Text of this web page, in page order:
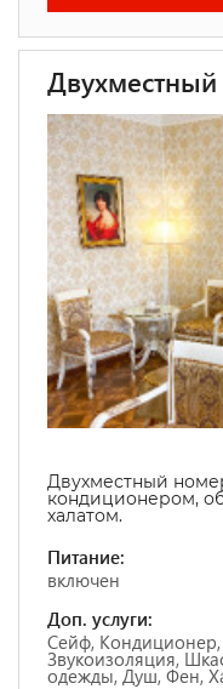
Двухместный
кондиционером,
халатом.
Питание:
включен
Доп. услуги:
Сейф,
Звукоизоляция,
одежды, Душ, Фен,